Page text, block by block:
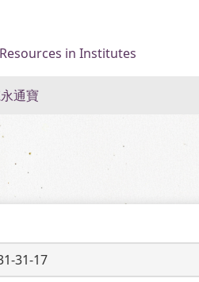
in Institutes
通寶
31-17